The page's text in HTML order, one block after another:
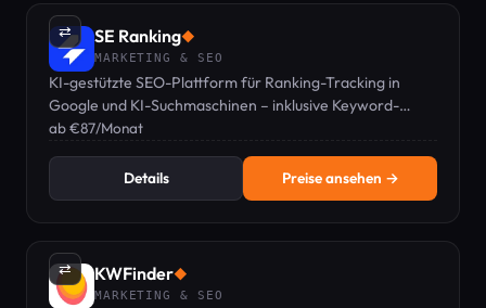
⇄ SE Ranking◆
MARKETING & SEO
KI-gestützte SEO-Plattform für Ranking-Tracking in
Google und KI-Suchmaschinen – inklusive Keyword-
Recherche, Audits, Backlinks und GEO-Sichtbarkeit in
ab €87/Monat
Details Preise ansehen →
⇄ KWFinder◆
MARKETING & SEO